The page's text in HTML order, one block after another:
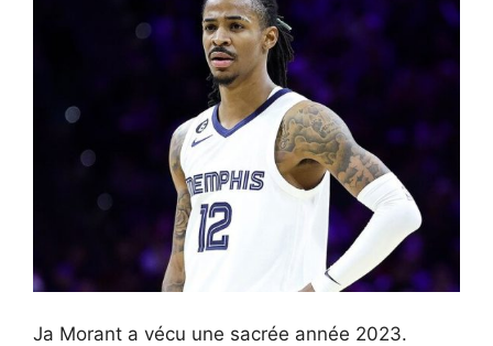
Ja Morant a vécu une sacrée année 2023.